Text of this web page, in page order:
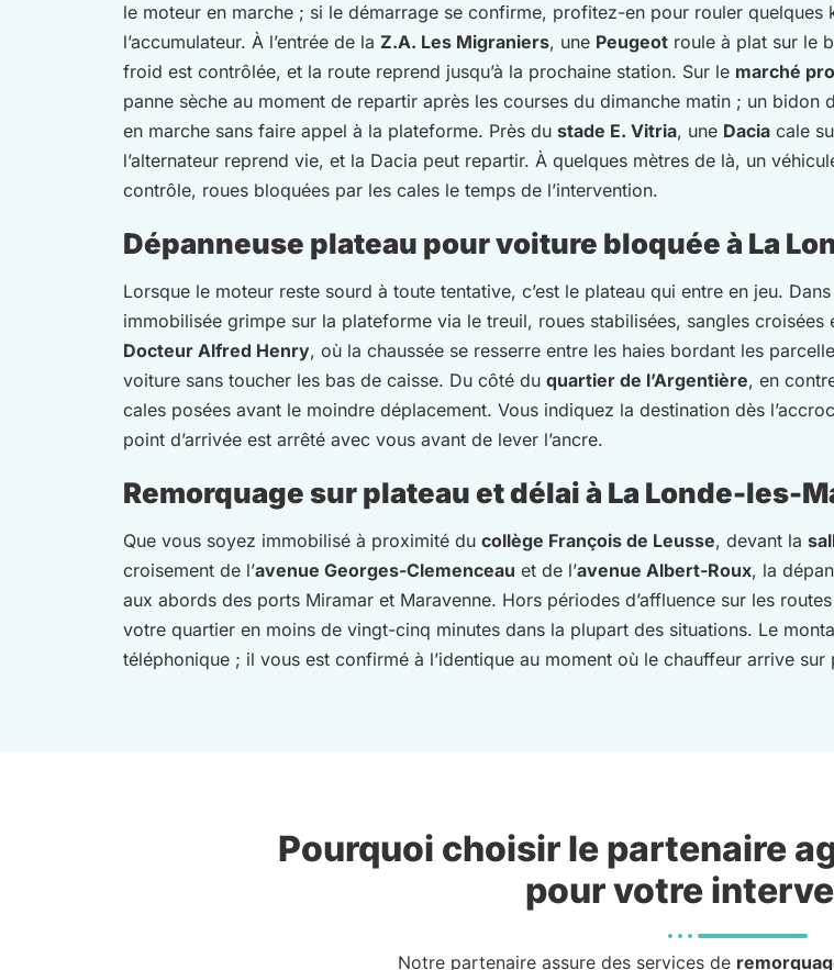
le moteur en marche ; si le démarrage se confirme, profitez-en pour rouler quelques
l’accumulateur. À l’entrée de la Z.A. Les Migraniers, une Peugeot roule à plat sur le
froid est contrôlée, et la route reprend jusqu’à la prochaine station. Sur le marché
panne sèche au moment de repartir après les courses du dimanche matin ; un
en marche sans faire appel à la plateforme. Près du stade E. Vitria, une Dacia cale
l’alternateur reprend vie, et la Dacia peut repartir. À quelques mètres de là, un
contrôle, roues bloquées par les cales le temps de l’intervention.
Dépanneuse plateau pour voiture bloquée à La
Lorsque le moteur reste sourd à toute tentative, c’est le plateau qui entre en jeu. Dans
immobilisée grimpe sur la plateforme via le treuil, roues stabilisées, sangles croisées
Docteur Alfred Henry, où la chaussée se resserre entre les haies bordant les
voiture sans toucher les bas de caisse. Du côté du quartier de l’Argentière, en
cales posées avant le moindre déplacement. Vous indiquez la destination dès
point d’arrivée est arrêté avec vous avant de lever l’ancre.
Remorquage sur plateau et délai à La Londe-les-
Que vous soyez immobilisé à proximité du collège François de Leusse, devant la
croisement de l’avenue Georges-Clemenceau et de l’avenue Albert-Roux, la
aux abords des ports Miramar et Maravenne. Hors périodes d’affluence sur les
votre quartier en moins de vingt-cinq minutes dans la plupart des situations. Le
téléphonique ; il vous est confirmé à l’identique au moment où le chauffeur arrive sur
Pourquoi choisir le partenaire
pour votre
Notre partenaire assure des services de